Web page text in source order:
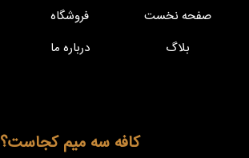
صفحه نخست فروشگاه
بلاگ
درباره ما
کافه سه میم کجاست؟